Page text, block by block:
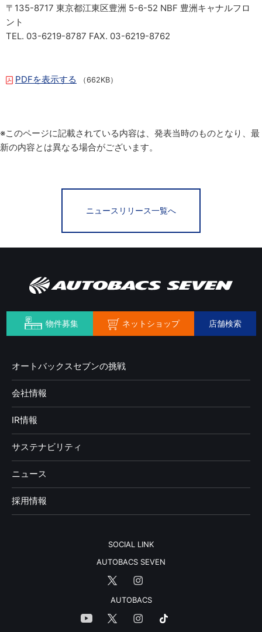
〒135-8717 東京都江東区豊洲 5-6-52 NBF 豊洲キャナルフロ
ント
TEL. 03-6219-8787 FAX. 03-6219-8762
PDFを表示する （662KB）
※このページに記載されている内容は、発表当時のものとなり、最
新の内容とは異なる場合がございます。
ニュースリリース一覧へ
物件募集 ネットショップ 店舗検索
オートバックスセブンの挑戦
会社情報
IR情報
サステナビリティ
ニュース
採用情報
SOCIAL LINK
AUTOBACS SEVEN
AUTOBACS